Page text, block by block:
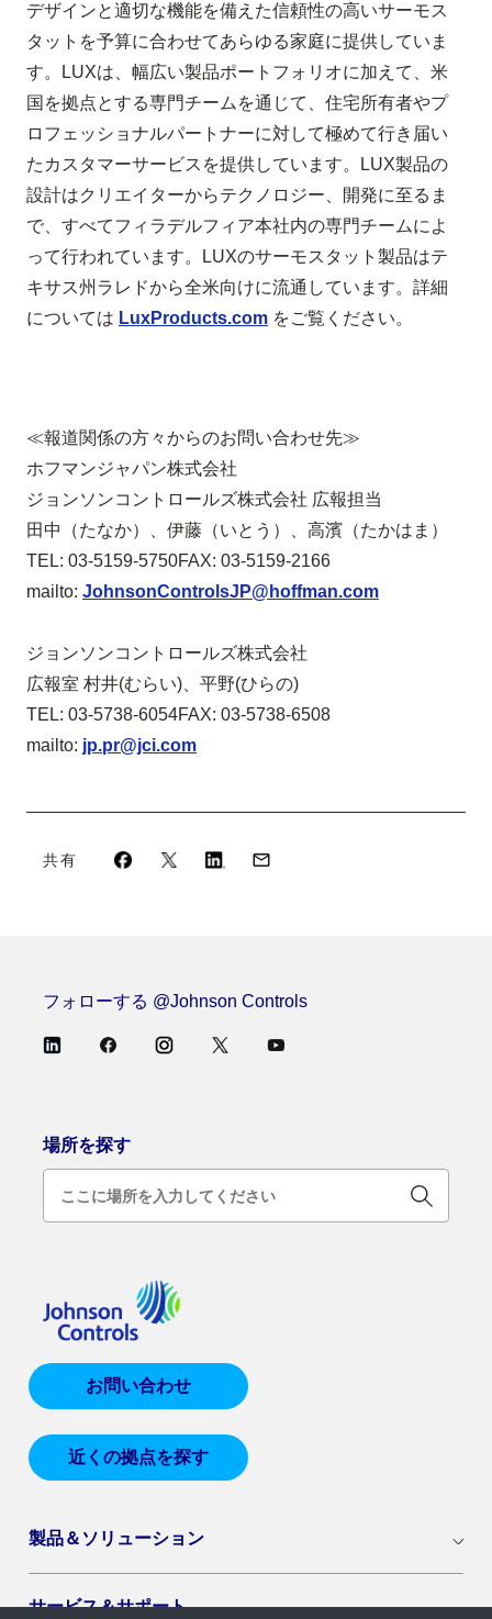
デザインと適切な機能を備えた信頼性の高いサーモス
タットを予算に合わせてあらゆる家庭に提供していま
す。
LUXは、幅広い製品ポートフォリオに加えて、米
国を拠点とする専門チームを通じて、住宅所有者やプ
ロフェッショナルパートナーに対して極めて行き届い
たカスタマーサービスを提供しています。
LUX製品の
設計はクリエイターからテクノロジー、開発に至るま
で、すべてフィラデルフィア本社内の専門チームによ
って行われています。
LUXのサーモスタット製品はテ
キサス州ラレドから全米向けに流通しています。詳細
については LuxProducts.com をご覧ください。
≪報道関係の方々からのお問い合わせ先≫
ホフマンジャパン株式会社
ジョンソンコントロールズ株式会社 広報担当
田中（たなか）、伊藤（いとう）、高濱（たかはま）
TEL: 03-5159-5750FAX: 03-5159-2166
mailto: JohnsonControlsJP@hoffman.com
ジョンソンコントロールズ株式会社
広報室 村井(むらい) 、平野(ひらの)
TEL: 03-5738-6054FAX: 03-5738-6508
mailto: jp.pr@jci.com
共有
フォローする @Johnson Controls
場所を探す
お問い合わせ
近くの拠点を探す
製品＆ソリューション
サービス＆サポート